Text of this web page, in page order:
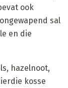
ook
sal
en die
hazelnoot,
kosse